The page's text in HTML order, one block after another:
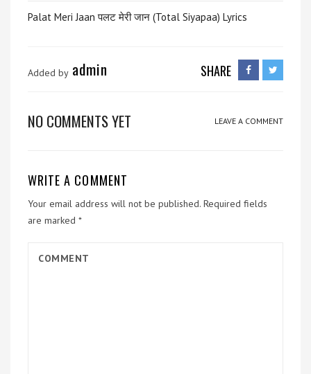
Palat Meri Jaan पलट मेरी जान (Total Siyapaa) Lyrics
Added by admin SHARE
NO COMMENTS YET LEAVE A COMMENT
WRITE A COMMENT
Your email address will not be published. Required fields
are marked *